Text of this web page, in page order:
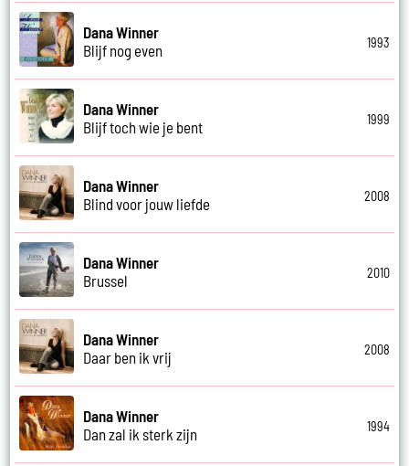
Dana Winner
Blijf nog even
1993
Dana Winner
Blijf toch wie je bent
1999
Dana Winner
Blind voor jouw liefde
2008
Dana Winner
Brussel
2010
Dana Winner
Daar ben ik vrij
2008
Dana Winner
Dan zal ik sterk zijn
1994